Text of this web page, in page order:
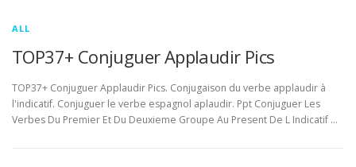
ALL
TOP37+ Conjuguer Applaudir Pics
TOP37+ Conjuguer Applaudir Pics. Conjugaison du verbe applaudir à
l'indicatif. Conjuguer le verbe espagnol aplaudir. Ppt Conjuguer Les
Verbes Du Premier Et Du Deuxieme Groupe Au Present De L Indicatif …